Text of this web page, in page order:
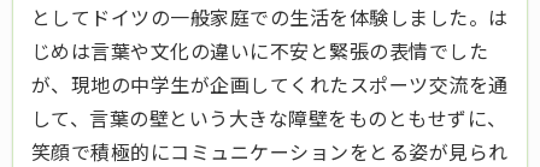
としてドイツの一般家庭での生活を体験しました。は
じめは言葉や文化の違いに不安と緊張の表情でした
が、現地の中学生が企画してくれたスポーツ交流を通
して、言葉の壁という大きな障壁をものともせずに、
笑顔で積極的にコミュニケーションをとる姿が見られ